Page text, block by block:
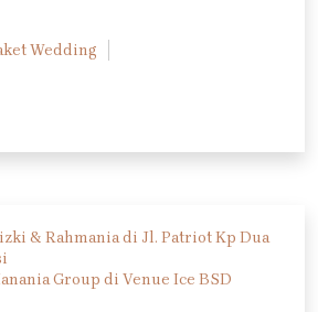
Wedding
& Rahmania di Jl. Patriot Kp Dua
Group di Venue Ice BSD